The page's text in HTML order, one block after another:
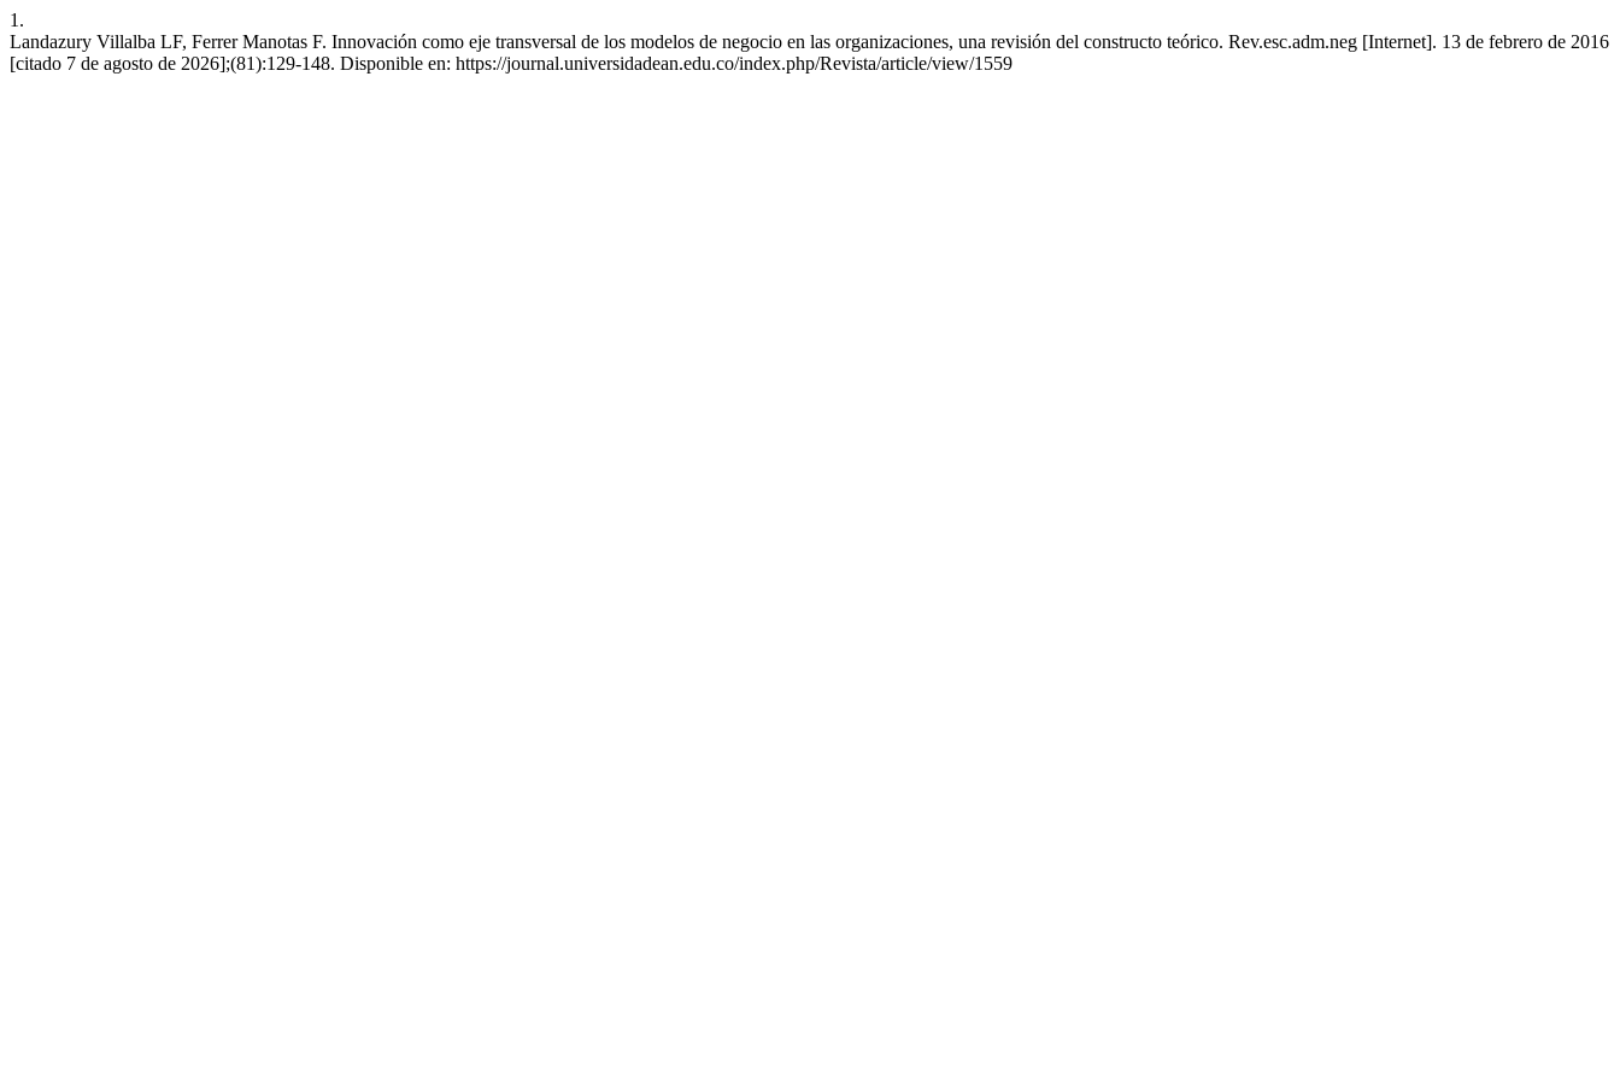
1.
Landazury Villalba LF, Ferrer Manotas F. Innovación como eje transversal de los modelos de negocio en las organizaciones, una revisión del constructo teórico. Rev.esc.adm.neg [Internet]. 13 de febrero de 2016
[citado 7 de agosto de 2026];(81):129-148. Disponible en: https://journal.universidadean.edu.co/index.php/Revista/article/view/1559